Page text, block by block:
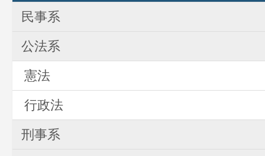
民事系
公法系
憲法
行政法
刑事系